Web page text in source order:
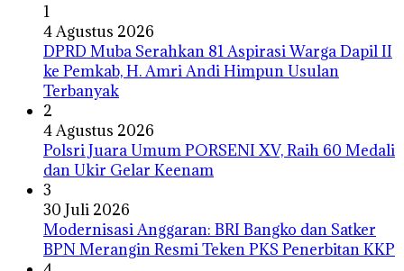
1
4 Agustus 2026
DPRD Muba Serahkan 81 Aspirasi Warga Dapil II
ke Pemkab, H. Amri Andi Himpun Usulan
Terbanyak
2
4 Agustus 2026
Polsri Juara Umum PORSENI XV, Raih 60 Medali
dan Ukir Gelar Keenam
3
30 Juli 2026
Modernisasi Anggaran: BRI Bangko dan Satker
BPN Merangin Resmi Teken PKS Penerbitan KKP